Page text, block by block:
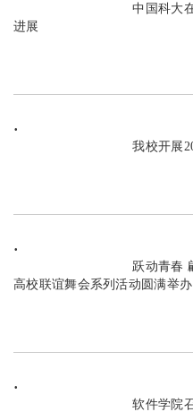
                               中国科大在微流动技术开发方面取得系列
进展
                               我校开展2023年消防宣传月系列活动
                               跃动青春 翩跹而舞|2023年假面舞会暨合肥
高校联谊舞会系列活动圆满举办
                               软件学院召开2023级秋季学期师生座谈会